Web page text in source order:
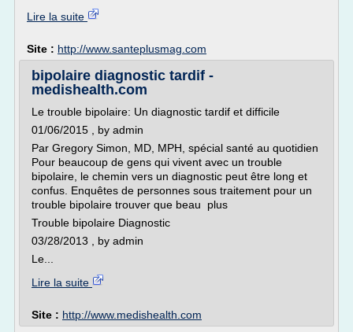
Lire la suite
Site : http://www.santeplusmag.com
bipolaire diagnostic tardif -
medishealth.com
Le trouble bipolaire: Un diagnostic tardif et difficile
01/06/2015 , by admin
Par Gregory Simon, MD, MPH, spécial santé au quotidien
Pour beaucoup de gens qui vivent avec un trouble
bipolaire, le chemin vers un diagnostic peut être long et
confus. Enquêtes de personnes sous traitement pour un
trouble bipolaire trouver que beau plus
Trouble bipolaire Diagnostic
03/28/2013 , by admin
Le...
Lire la suite
Site : http://www.medishealth.com